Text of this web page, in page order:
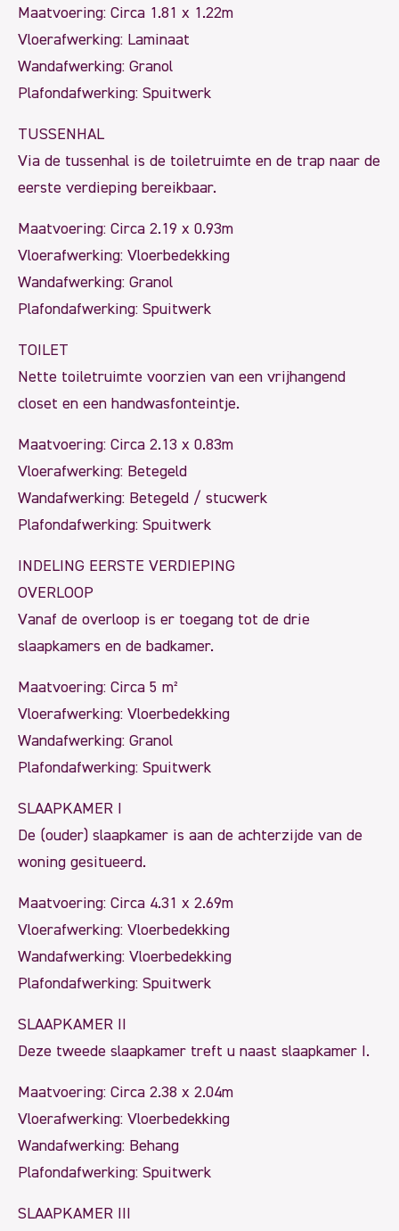
Maatvoering: Circa 1.81 x 1.22m
Vloerafwerking: Laminaat
Wandafwerking: Granol
Plafondafwerking: Spuitwerk
TUSSENHAL
Via de tussenhal is de toiletruimte en de trap naar de
eerste verdieping bereikbaar.
Maatvoering: Circa 2.19 x 0.93m
Vloerafwerking: Vloerbedekking
Wandafwerking: Granol
Plafondafwerking: Spuitwerk
TOILET
Nette toiletruimte voorzien van een vrijhangend
closet en een handwasfonteintje.
Maatvoering: Circa 2.13 x 0.83m
Vloerafwerking: Betegeld
Wandafwerking: Betegeld / stucwerk
Plafondafwerking: Spuitwerk
INDELING EERSTE VERDIEPING
OVERLOOP
Vanaf de overloop is er toegang tot de drie
slaapkamers en de badkamer.
Maatvoering: Circa 5 m²
Vloerafwerking: Vloerbedekking
Wandafwerking: Granol
Plafondafwerking: Spuitwerk
SLAAPKAMER I
De (ouder) slaapkamer is aan de achterzijde van de
woning gesitueerd.
Maatvoering: Circa 4.31 x 2.69m
Vloerafwerking: Vloerbedekking
Wandafwerking: Vloerbedekking
Plafondafwerking: Spuitwerk
SLAAPKAMER II
Deze tweede slaapkamer treft u naast slaapkamer I.
Maatvoering: Circa 2.38 x 2.04m
Vloerafwerking: Vloerbedekking
Wandafwerking: Behang
Plafondafwerking: Spuitwerk
SLAAPKAMER III